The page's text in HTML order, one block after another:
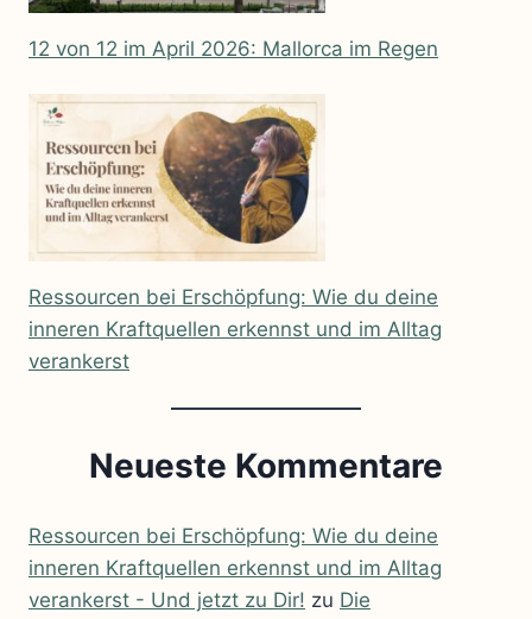
12 von 12 im April 2026: Mallorca im Regen
Ressourcen bei Erschöpfung: Wie du deine
inneren Kraftquellen erkennst und im Alltag
verankerst
Neueste Kommentare
Ressourcen bei Erschöpfung: Wie du deine
inneren Kraftquellen erkennst und im Alltag
verankerst - Und jetzt zu Dir! zu Die